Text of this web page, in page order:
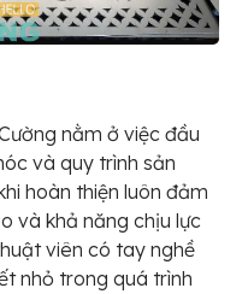
nằm ở việc đầu
và quy trình sản
hoàn thiện luôn đảm
và khả năng chịu lực
viên có tay nghề
nhỏ trong quá trình